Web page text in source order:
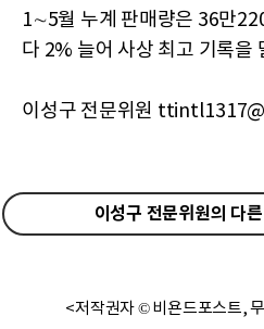
1∼5월 누계 판매량은 36만
다 2% 늘어 사상 최고 기록을
이성구 전문위원
이성구 전문위원의 다
<저작권자 © 비욘드포스트,